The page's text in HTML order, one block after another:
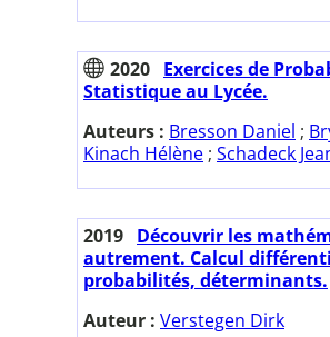
2020 Exercices de
Statistique au Lycée.
Auteurs : Bresson Daniel ;
Kinach Hélène ; Schadeck
2019 Découvrir les
autrement. Calcul
probabilités, déterminants.
Auteur : Verstegen Dirk